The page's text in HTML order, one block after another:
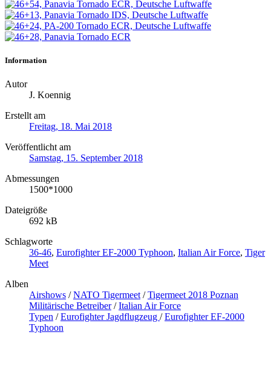
Information
Autor
J. Koennig
Erstellt am
Freitag, 18. Mai 2018
Veröffentlicht am
Samstag, 15. September 2018
Abmessungen
1500*1000
Dateigröße
692 kB
Schlagworte
36-46, Eurofighter EF-2000 Typhoon, Italian Air Force, Tiger
Meet
Alben
Airshows /NATO Tigermeet /Tigermeet 2018 Poznan
Militärische Betreiber/Italian Air Force
Typen /Eurofighter Jagdflugzeug /Eurofighter EF-2000
Typhoon